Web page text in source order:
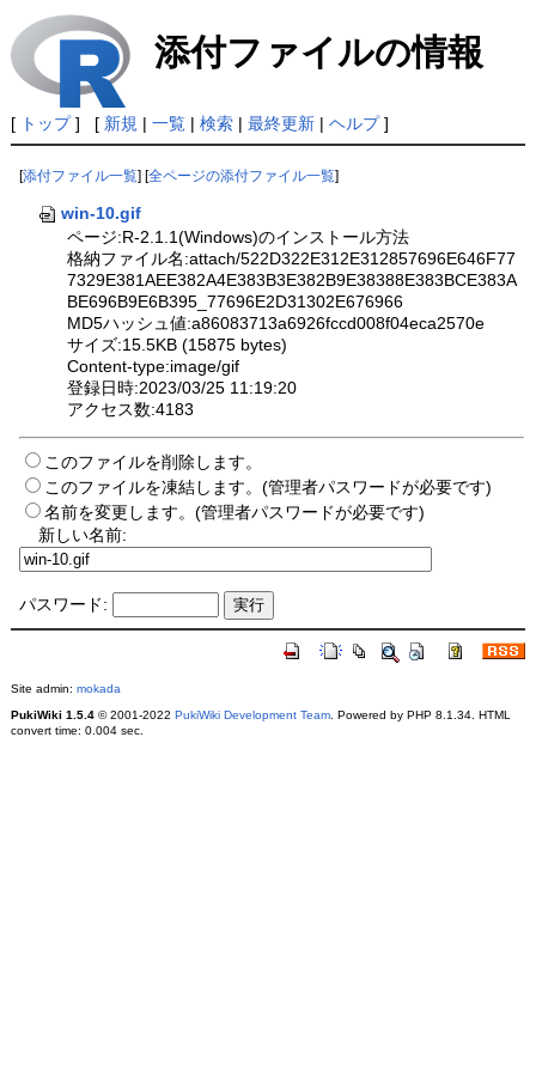
添付ファイルの情報
[ トップ] [ 新規 | 一覧| 検索| 最終更新| ヘルプ]
[添付ファイル一覧 ] [全ページの添付ファイル一覧
win-10.gif
ページ:R-2.1.1(Windows)のインストール方法
格納ファイル名:attach/522D322E312E312857696E646F77
7329E381AEE382A4E383B3E382B9E38388E383BCE383A
BE696B9E6B395_77696E2D31302E676966
MD5ハッシュ値:a86083713a6926fccd008f04eca2570e
サイズ:15.5KB (15875 bytes)
Content-type:image/gif
登録日時:2023/03/25 11:19:20
アクセス数:4183
このファイルを削除します。
このファイルを凍結します。(管理者パスワードが必要です)
名前を変更します。(管理者パスワードが必要です)
新しい名前:
パスワード:
Site admin: mokada
PukiWiki 1.5.4© 2001-2022 PukiWiki Development Team. Powered by PHP 8.1.34. HTML
convert time: 0.004 sec.